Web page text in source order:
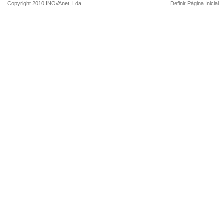
Copyright 2010 INOVAnet , Lda. Definir Página Inicial